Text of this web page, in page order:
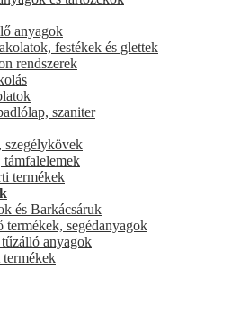
anyagok
festékek és glettek
rendszerek
szaniter
szegélykövek
támfalelemek
termékek
és Barkácsáruk
termékek, segédanyagok
anyagok